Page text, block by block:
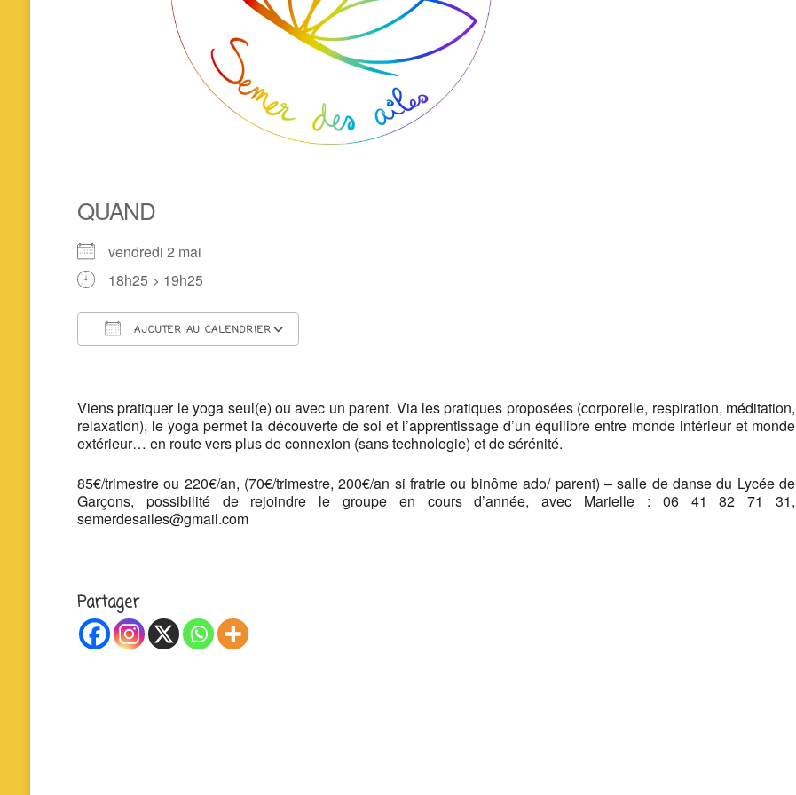
QUAND
vendredi 2 mai
18h25 > 19h25
AJOUTER AU CALENDRIER
Viens pratiquer le yoga seul(e) ou avec un parent. Via les pratiques proposées (corporelle, respiration, méditation,
relaxation), le yoga permet la découverte de soi et l’apprentissage d’un équilibre entre monde intérieur et monde
extérieur… en route vers plus de connexion (sans technologie) et de sérénité.
85€/trimestre ou 220€/an, (70€/trimestre, 200€/an si fratrie ou binôme ado/ parent) – salle de danse du Lycée de
Garçons, possibilité de rejoindre le groupe en cours d’année, avec Marielle : 06 41 82 71 31,
semerdesailes@gmail.com
Partager